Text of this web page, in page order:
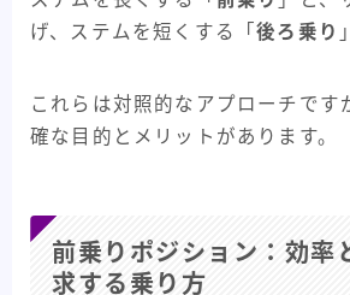
げ、ステムを短くする「後ろ乗り
これらは対照的なアプローチです
確な目的とメリットがあります。
前乗りポジション：効率
求する乗り方